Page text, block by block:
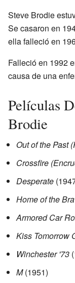
Steve Brodie
Se casaron en
ella falleció en
Falleció en 1992
causa de una
Películas
Brodie
Out of the Past
Crossfire
Desperate
Home of the
Armored Car
Kiss Tomorrow
Winchester '73
M(1951)